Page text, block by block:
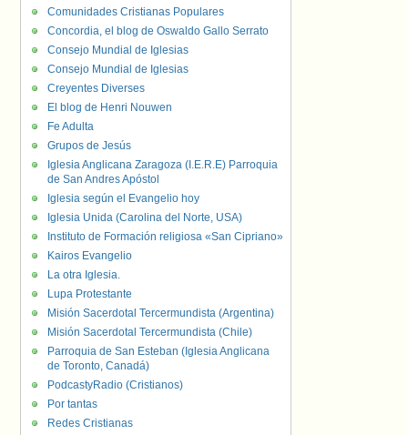
Comunidades Cristianas Populares
Concordia, el blog de Oswaldo Gallo Serrato
Consejo Mundial de Iglesias
Consejo Mundial de Iglesias
Creyentes Diverses
El blog de Henri Nouwen
Fe Adulta
Grupos de Jesús
Iglesia Anglicana Zaragoza (I.E.R.E) Parroquia
de San Andres Apóstol
Iglesia según el Evangelio hoy
Iglesia Unida (Carolina del Norte, USA)
Instituto de Formación religiosa «San Cipriano»
Kairos Evangelio
La otra Iglesia.
Lupa Protestante
Misión Sacerdotal Tercermundista (Argentina)
Misión Sacerdotal Tercermundista (Chile)
Parroquia de San Esteban (Iglesia Anglicana
de Toronto, Canadá)
PodcastyRadio (Cristianos)
Por tantas
Redes Cristianas